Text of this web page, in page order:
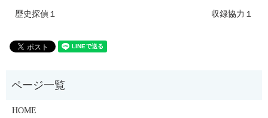
歴史探偵１ 収録協力１
HOME